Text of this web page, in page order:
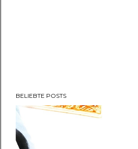
BELIEBTE POSTS